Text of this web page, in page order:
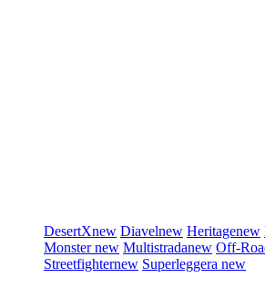
DesertXnew Diavelnew Heritagenew
Monsternew Multistradanew Off-
Streetfighternew Superleggera new